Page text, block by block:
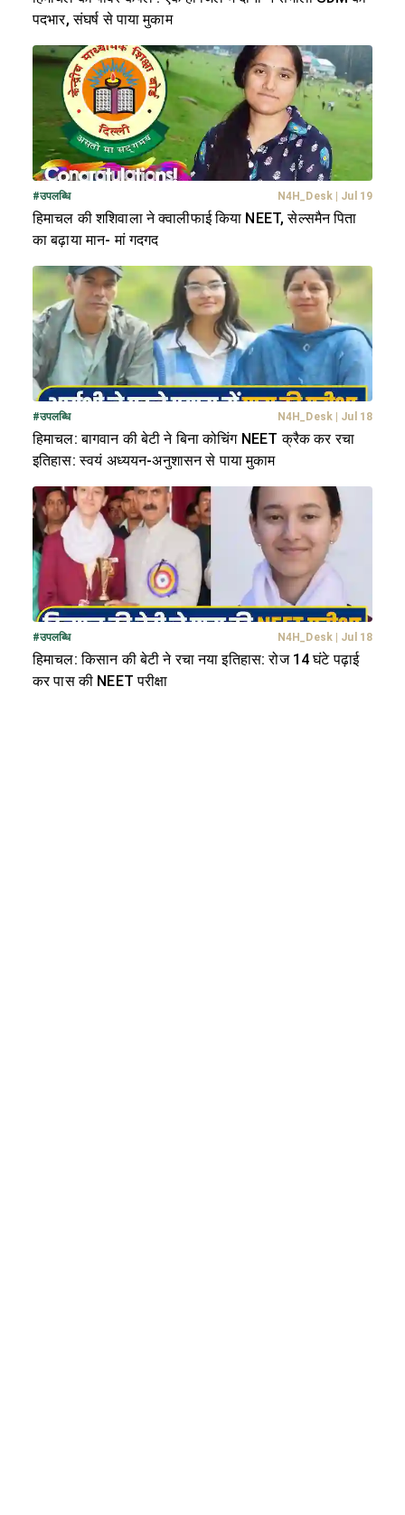
पदभार, संघर्ष से पाया मुकाम
#उपलब्धि N4H_Desk| Jul 19
हिमाचल की शशिवाला ने क्वालीफाई किया NEET, सेल्समैन पिता
का बढ़ाया मान- मां गदगद
#उपलब्धि N4H_Desk| Jul 18
हिमाचल: बागवान की बेटी ने बिना कोचिंग NEET क्रैक कर रचा
इतिहास: स्वयं अध्ययन-अनुशासन से पाया मुकाम
#उपलब्धि N4H_Desk| Jul 18
हिमाचल: किसान की बेटी ने रचा नया इतिहास: रोज 14 घंटे पढ़ाई
कर पास की NEET परीक्षा